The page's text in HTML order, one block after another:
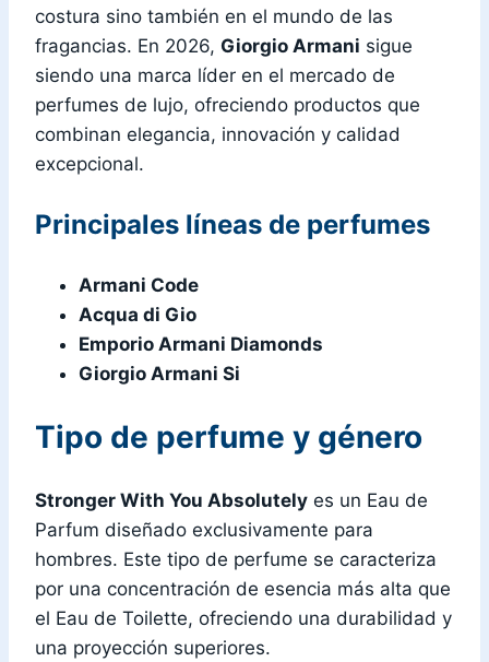
costura sino también en el mundo de las
fragancias. En 2026, Giorgio Armani sigue
siendo una marca líder en el mercado de
perfumes de lujo, ofreciendo productos que
combinan elegancia, innovación y calidad
excepcional.
Principales líneas de perfumes
Armani Code
Acqua di Gio
Emporio Armani Diamonds
Giorgio Armani Si
Tipo de perfume y género
Stronger With You Absolutely es un Eau de
Parfum diseñado exclusivamente para
hombres. Este tipo de perfume se caracteriza
por una concentración de esencia más alta que
el Eau de Toilette, ofreciendo una durabilidad y
una proyección superiores.